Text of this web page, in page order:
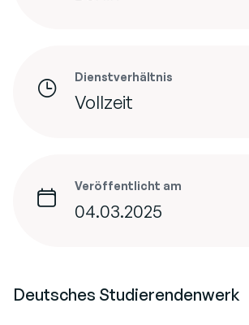
Dienstverhältnis
Vollzeit
Veröffentlicht am
04.03.2025
Deutsches Studierendenwerk